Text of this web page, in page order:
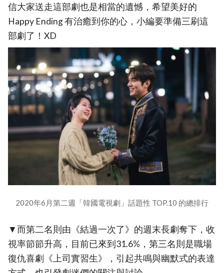
信大家送走這部劇也是相當的遺憾，希望美好的
Happy Ending 有治癒到你的心，小編要準備三刷這
部劇了！XD
2020年6月第二週「韓國電視劇」話題性 TOP.10 的總排行
▼而第二名則由《結過一次了》的週末長劇奪下，收
視率節節升高，目前已來到31.6%，第三名則是職場
復仇喜劇《上司實習生》，引起共鳴與幽默式的表達